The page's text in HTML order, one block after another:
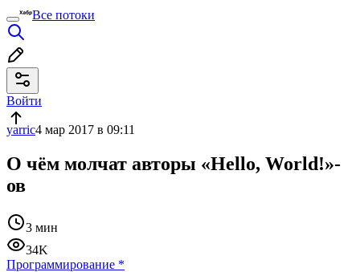
Все потоки
Войти
yarric4 мар 2017 в 09:11
О чём молчат авторы «Hello, World!»-
ов
3 мин
34K
Программирование *